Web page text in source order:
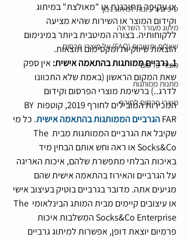
טיפים ורעיונות למיתוג נכון
מיתוג מעורר השראה
שאלות ותשובות (FAQ) על מוצרי פרסום
מוצרי פרסום
מתנות ממותגות
מוצרי פרסום לחורף
או עקיפה מתוכננת או "מאולצת" במיתוג
וקידום המוצר או השירות שהיא מציעה
ללקוחותיה. בצורה המיטבית ביותר במינימום
הוצאות שיווקיות ומקסימום תוצאות.
1. גרביים ממותגות בהתאמה אישית:
אין ספק
שאת המקום הראשון (באמת שלא התכוונו
לדרג..) ברשימת מוצרי הפרסום וקידום
המכירות המובילים לחורף 2019, קוטפות BY
FAR הגרביים הממותגות בהתאמה אישית. כל מי
שקיבל את הגרביים הממותגות מבית The
Socks&Co או ראה וחש אותם הבחין מיד
באיכות הבלתי מתפשרת שלהם, איכות האריגה
על הגרביים והאירוז בהתאמה אישית שהם
מגיעים אתה. מדובר בגרביים בוטיק בעיצוב אישי
או עיצובים קיימים מבית המותג הבינלאומי The
Socks&Co Enterprise המשלבות איכות
פרמיום יוצאת דופן, אפשרות למיתוג גרביים